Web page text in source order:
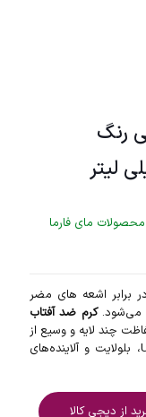
رنگ
برابر اشعه های مضر
می‌شود.کرم ضد آفتاب
چند لایه و وسیع از
پوست در برابر اشعه‌های زیان بار UVA و UVB، بلولایت و آلاینده‌های
از دیجی کالا
محصولات مای فارما